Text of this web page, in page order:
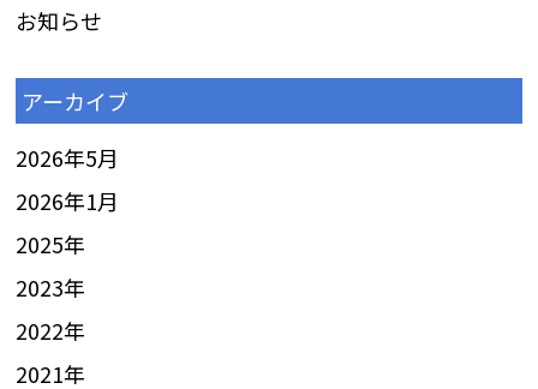
お知らせ
アーカイブ
2026年5月
2026年1月
2025年
2023年
2022年
2021年